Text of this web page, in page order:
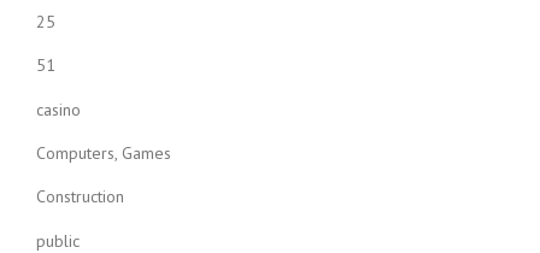
25
51
casino
Computers, Games
Construction
public